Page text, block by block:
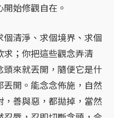
始修觀自在。
淨、求個境界、求個
；你把這些觀念弄清
來就丟開，隨便它是什
開。能念念佈施，自然
善與惡，都拋掉，當然